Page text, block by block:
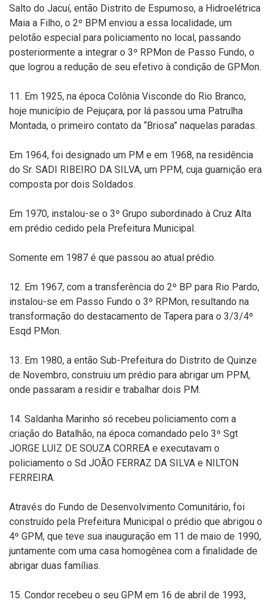
Salto do Jacuí, então Distrito de Espumoso, a Hidroelétrica
Maia a Filho, o 2º BPM enviou a essa localidade, um
pelotão especial para policiamento no local, passando
posteriormente a integrar o 3º RPMon de Passo Fundo, o
que logrou a redução de seu efetivo à condição de GPMon.
11. Em 1925, na época Colônia Visconde do Rio Branco,
hoje município de Pejuçara, por lá passou uma Patrulha
Montada, o primeiro contato da “Briosa” naquelas paradas.
Em 1964, foi designado um PM e em 1968, na residência
do Sr. SADI RIBEIRO DA SILVA, um PPM, cuja guarnição era
composta por dois Soldados.
Em 1970, instalou-se o 3º Grupo subordinado à Cruz Alta
em prédio cedido pela Prefeitura Municipal.
Somente em 1987 é que passou ao atual prédio.
12. Em 1967, com a transferência do 2º BP para Rio Pardo,
instalou-se em Passo Fundo o 3º RPMon, resultando na
transformação do destacamento de Tapera para o 3/3/4º
Esqd PMon.
13. Em 1980, a então Sub-Prefeitura do Distrito de Quinze
de Novembro, construiu um prédio para abrigar um PPM,
onde passaram a residir e trabalhar dois PM.
14. Saldanha Marinho só recebeu policiamento com a
criação do Batalhão, na época comandado pelo 3º Sgt
JORGE LUIZ DE SOUZA CORREA e executavam o
policiamento o Sd JOÃO FERRAZ DA SILVA e NILTON
FERREIRA.
Através do Fundo de Desenvolvimento Comunitário, foi
construído pela Prefeitura Municipal o prédio que abrigou o
4º GPM, que teve sua inauguração em 11 de maio de 1990,
juntamente com uma casa homogênea com a finalidade de
abrigar duas famílias.
15. Condor recebeu o seu GPM em 16 de abril de 1993,